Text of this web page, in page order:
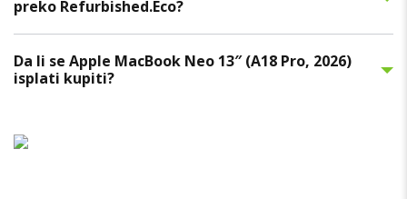
preko Refurbished.Eco?
Da li se Apple MacBook Neo 13″ (A18 Pro, 2026)
isplati kupiti?